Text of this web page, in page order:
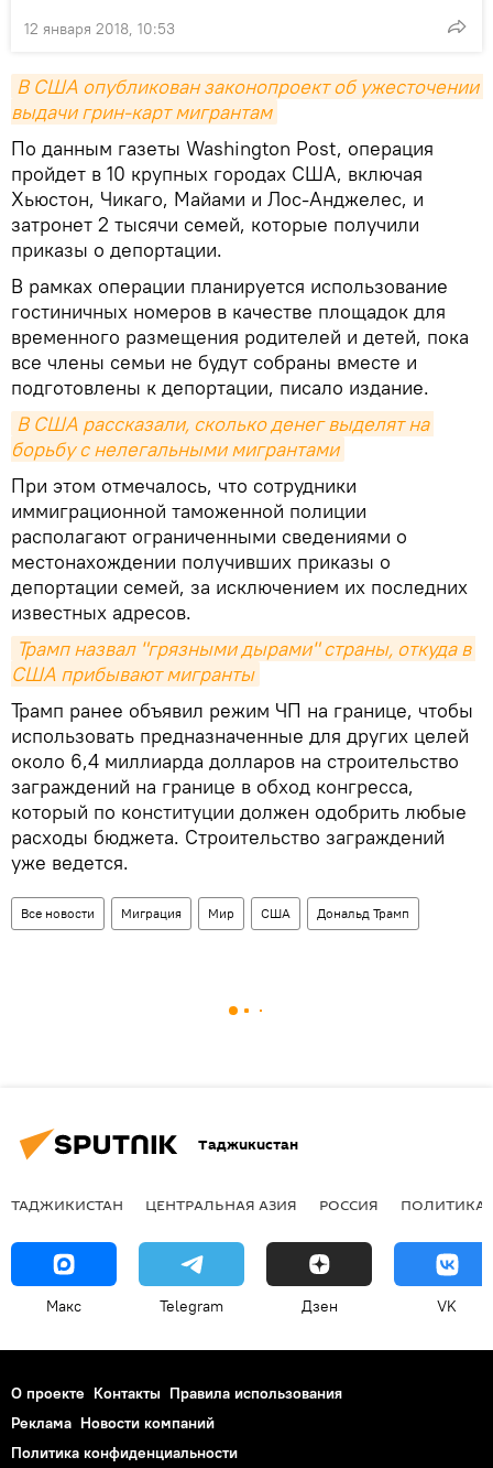
12 января 2018, 10:53
В США опубликован законопроект об ужесточении
выдачи грин-карт мигрантам
По данным газеты Washington Post, операция
пройдет в 10 крупных городах США, включая
Хьюстон, Чикаго, Майами и Лос-Анджелес, и
затронет 2 тысячи семей, которые получили
приказы о депортации.
В рамках операции планируется использование
гостиничных номеров в качестве площадок для
временного размещения родителей и детей, пока
все члены семьи не будут собраны вместе и
подготовлены к депортации, писало издание.
В США рассказали, сколько денег выделят на
борьбу с нелегальными мигрантами
При этом отмечалось, что сотрудники
иммиграционной таможенной полиции
располагают ограниченными сведениями о
местонахождении получивших приказы о
депортации семей, за исключением их последних
известных адресов.
Трамп назвал "грязными дырами" страны, откуда в
США прибывают мигранты
Трамп ранее объявил режим ЧП на границе, чтобы
использовать предназначенные для других целей
около 6,4 миллиарда долларов на строительство
заграждений на границе в обход конгресса,
который по конституции должен одобрить любые
расходы бюджета. Строительство заграждений
уже ведется.
Все новости Миграция Мир США Дональд Трамп
Таджикистан
ТАДЖИКИСТАН ЦЕНТРАЛЬНАЯ АЗИЯ РОССИЯ ПОЛИТИКА
Макс Telegram Дзен VK
О проекте Контакты Правила использования
Реклама Новости компаний
Политика конфиденциальности